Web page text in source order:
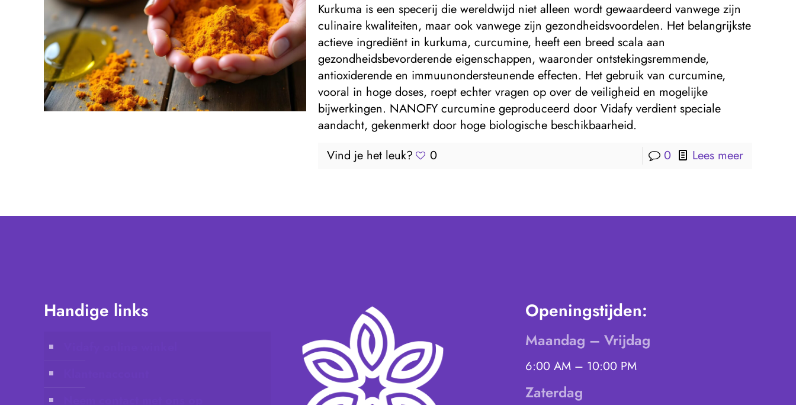
Kurkuma is een specerij die wereldwijd niet alleen wordt gewaardeerd vanwege zijn
culinaire kwaliteiten, maar ook vanwege zijn gezondheidsvoordelen. Het belangrijkste
actieve ingrediënt in kurkuma, curcumine, heeft een breed scala aan
gezondheidsbevorderende eigenschappen, waaronder ontstekingsremmende,
antioxiderende en immuunondersteunende effecten. Het gebruik van curcumine,
vooral in hoge doses, roept echter vragen op over de veiligheid en mogelijke
bijwerkingen. NANOFY curcumine geproduceerd door Vidafy verdient speciale
aandacht, gekenmerkt door hoge biologische beschikbaarheid.
Vind je het leuk?
0 0 Lees meer
Handige links Openingstijden:
Maandag – Vrijdag
6:00 AM – 10:00 PM
Zaterdag